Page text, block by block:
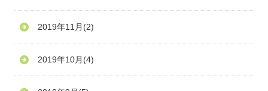
2019年11月 (2)
2019年10月 (4)